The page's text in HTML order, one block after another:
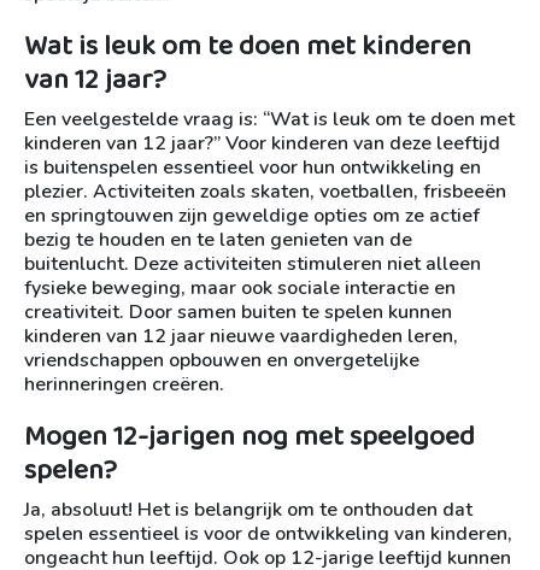
Wat is leuk om te doen met kinderen
van 12 jaar?
Een veelgestelde vraag is: “Wat is leuk om te doen met
kinderen van 12 jaar?” Voor kinderen van deze leeftijd
is buitenspelen essentieel voor hun ontwikkeling en
plezier. Activiteiten zoals skaten, voetballen, frisbeeën
en springtouwen zijn geweldige opties om ze actief
bezig te houden en te laten genieten van de
buitenlucht. Deze activiteiten stimuleren niet alleen
fysieke beweging, maar ook sociale interactie en
creativiteit. Door samen buiten te spelen kunnen
kinderen van 12 jaar nieuwe vaardigheden leren,
vriendschappen opbouwen en onvergetelijke
herinneringen creëren.
Mogen 12-jarigen nog met speelgoed
spelen?
Ja, absoluut! Het is belangrijk om te onthouden dat
spelen essentieel is voor de ontwikkeling van kinderen,
ongeacht hun leeftijd. Ook op 12-jarige leeftijd kunnen